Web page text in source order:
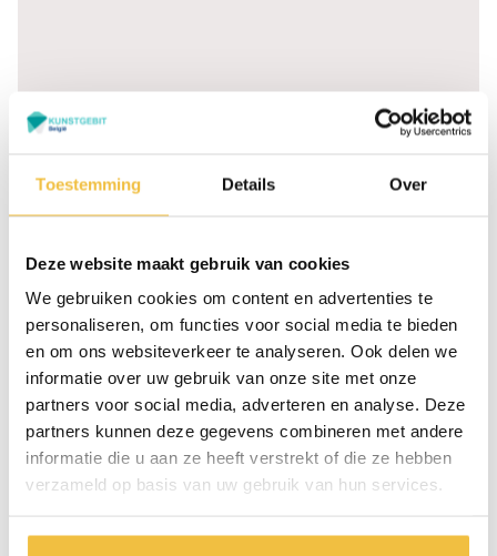
Toestemming Details Over
Deze website maakt gebruik van cookies
We gebruiken cookies om content en advertenties te
personaliseren, om functies voor social media te bieden
en om ons websiteverkeer te analyseren. Ook delen we
informatie over uw gebruik van onze site met onze
partners voor social media, adverteren en analyse. Deze
partners kunnen deze gegevens combineren met andere
informatie die u aan ze heeft verstrekt of die ze hebben
verzameld op basis van uw gebruik van hun services.
Graag meer informatie?
Dr Struyckenplein 67 -
(Nederland)
+31 76 - 78 511 50
16:00 uur
Zaterdag alléén voor
bij ons tandtechnisch lab
aan het Dr Struyckenplein
61
Maak een
Bel direct
1.000+ patiënten gingen u voor